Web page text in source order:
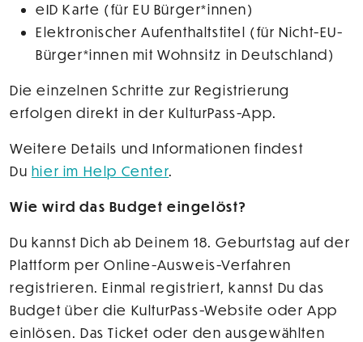
eID Karte (für EU Bürger*innen)
Elektronischer Aufenthaltstitel (für Nicht-EU-
Bürger*innen mit Wohnsitz in Deutschland)
Die einzelnen Schritte zur Registrierung
erfolgen direkt in der KulturPass-App.
Weitere Details und Informationen findest
Du hier im Help Center.
Wie wird das Budget eingelöst?
Du kannst Dich ab Deinem 18. Geburtstag auf der
Plattform per Online-Ausweis-Verfahren
registrieren. Einmal registriert, kannst Du das
Budget über die KulturPass-Website oder App
einlösen. Das Ticket oder den ausgewählten